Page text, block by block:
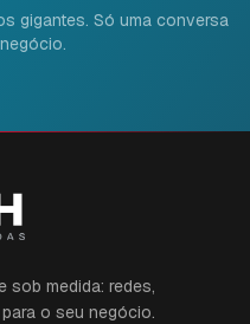
gigantes. Só uma conversa
sob medida: redes,
o seu negócio.